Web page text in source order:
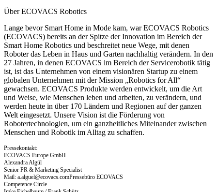
Über ECOVACS Robotics
Lange bevor Smart Home in Mode kam, war ECOVACS Robotics
(ECOVACS) bereits an der Spitze der Innovation im Bereich der
Smart Home Robotics und beschreitet neue Wege, mit denen
Roboter das Leben in Haus und Garten nachhaltig verändern. In den
27 Jahren, in denen ECOVACS im Bereich der Servicerobotik tätig
ist, ist das Unternehmen von einem visionären Startup zu einem
globalen Unternehmen mit der Mission „Robotics for All“
gewachsen. ECOVACS Produkte werden entwickelt, um die Art
und Weise, wie Menschen leben und arbeiten, zu verändern, und
werden heute in über 170 Ländern und Regionen auf der ganzen
Welt eingesetzt. Unsere Vision ist die Förderung von
Robotertechnologien, um ein ganzheitliches Miteinander zwischen
Menschen und Robotik im Alltag zu schaffen.
Pressekontakt:
ECOVACS Europe GmbH
Alexandra Algül
Senior PR & Marketing Specialist
Mail: a.alguel@ecovacs.comPressebüro ECOVACS
Competence Circle